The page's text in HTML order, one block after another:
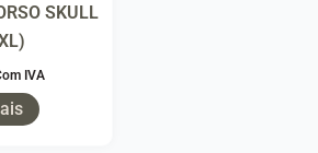
SKULL
IVA